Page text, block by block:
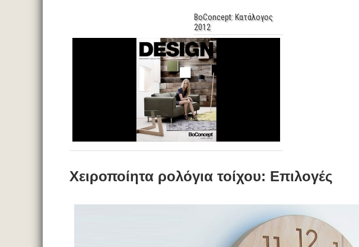
BoConcept: Κατάλογος
2012
Χειροποίητα ρολόγια τοίχου: Επιλογές